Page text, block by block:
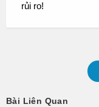
rủi ro!
Bài Liên Quan